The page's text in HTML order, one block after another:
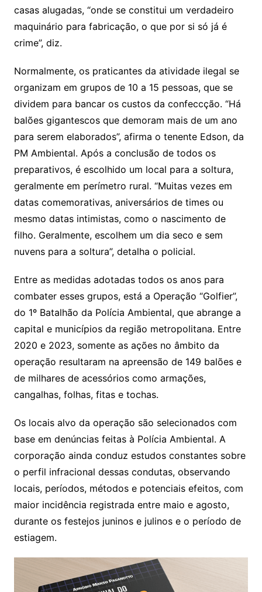
casas alugadas, “onde se constitui um verdadeiro
maquinário para fabricação, o que por si só já é
crime”, diz.
Normalmente, os praticantes da atividade ilegal se
organizam em grupos de 10 a 15 pessoas, que se
dividem para bancar os custos da confeccção. “Há
balões gigantescos que demoram mais de um ano
para serem elaborados”, afirma o tenente Edson, da
PM Ambiental. Após a conclusão de todos os
preparativos, é escolhido um local para a soltura,
geralmente em perímetro rural. “Muitas vezes em
datas comemorativas, aniversários de times ou
mesmo datas intimistas, como o nascimento de
filho. Geralmente, escolhem um dia seco e sem
nuvens para a soltura”, detalha o policial.
Entre as medidas adotadas todos os anos para
combater esses grupos, está a Operação “Golfier”,
do 1º Batalhão da Polícia Ambiental, que abrange a
capital e municípios da região metropolitana. Entre
2020 e 2023, somente as ações no âmbito da
operação resultaram na apreensão de 149 balões e
de milhares de acessórios como armações,
cangalhas, folhas, fitas e tochas.
Os locais alvo da operação são selecionados com
base em denúncias feitas à Polícia Ambiental. A
corporação ainda conduz estudos constantes sobre
o perfil infracional dessas condutas, observando
locais, períodos, métodos e potenciais efeitos, com
maior incidência registrada entre maio e agosto,
durante os festejos juninos e julinos e o período de
estiagem.